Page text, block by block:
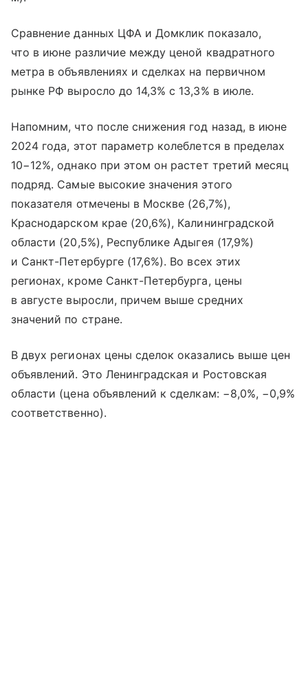
Сравнение данных ЦФА и Домклик показало,
что в июне различие между ценой квадратного
метра в объявлениях и сделках на первичном
рынке РФ выросло до 14,3% с 13,3% в июле.
Напомним, что после снижения год назад, в июне
2024 года, этот параметр колеблется в пределах
10−12%, однако при этом он растет третий месяц
подряд. Самые высокие значения этого
показателя отмечены в Москве (26,7%),
Краснодарском крае (20,6%), Калининградской
области (20,5%), Республике Адыгея (17,9%)
и Санкт-Петербурге (17,6%). Во всех этих
регионах, кроме Санкт-Петербурга, цены
в августе выросли, причем выше средних
значений по стране.
В двух регионах цены сделок оказались выше цен
объявлений. Это Ленинградская и Ростовская
области (цена объявлений к сделкам: −8,0%, −0,9%
соответственно).